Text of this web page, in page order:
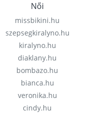
Női
missbikini.hu
szepsegkiralyno.hu
kiralyno.hu
diaklany.hu
bombazo.hu
bianca.hu
veronika.hu
cindy.hu